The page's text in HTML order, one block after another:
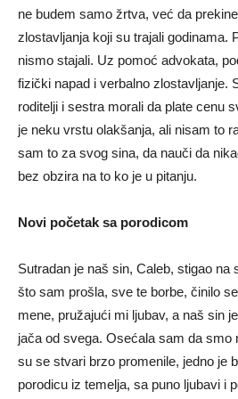
ne budem samo žrtva, već da
zlostavljanja koji su trajali godinama.
nismo stajali. Uz pomoć advokata,
fizički napad i verbalno zlostavljanje.
roditelji i sestra morali da plate cenu
je neku vrstu olakšanja, ali nisam to
sam to za svog sina, da nauči da
bez obzira na to ko je u pitanju.
Novi početak sa porodicom
Sutradan je naš sin, Caleb, stigao
što sam prošla, sve te borbe, činilo
mene, pružajući mi ljubav, a naš sin
jača od svega. Osećala sam da smo
su se stvari brzo promenile, jedno je
porodicu iz temelja, sa puno ljubavi i